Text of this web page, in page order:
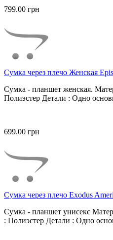
799.00 грн
Сумка через плечо Женская
Сумка - планшет женская.
Полиэстер Детали : Одно
699.00 грн
Сумка через плечо Exodus
Сумка - планшет унисекс
: Полиэстер Детали : Одно